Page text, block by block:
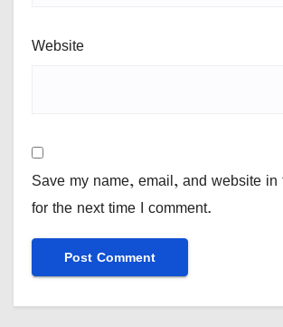
Website
Save my name, email, and website in
for the next time I comment.